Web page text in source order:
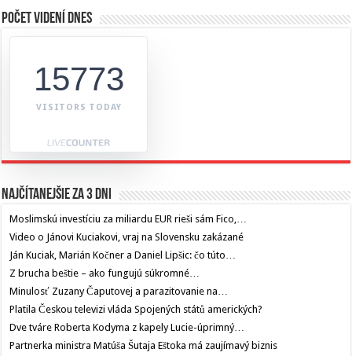
Počet videní dnes
15773
VISITORS TODAY
Najčítanejšie za 3 dni
Moslimskú investíciu za miliardu EUR rieši sám Fico,…
Video o Jánovi Kuciakovi, vraj na Slovensku zakázané
Ján Kuciak, Marián Kočner a Daniel Lipšic: čo túto…
Z brucha beštie – ako fungujú súkromné…
Minulosť Zuzany Čaputovej a parazitovanie na…
Platila Českou televizi vláda Spojených států amerických?
Dve tváre Roberta Kodyma z kapely Lucie-úprimný…
Partnerka ministra Matúša Šutaja Eštoka má zaujímavý biznis